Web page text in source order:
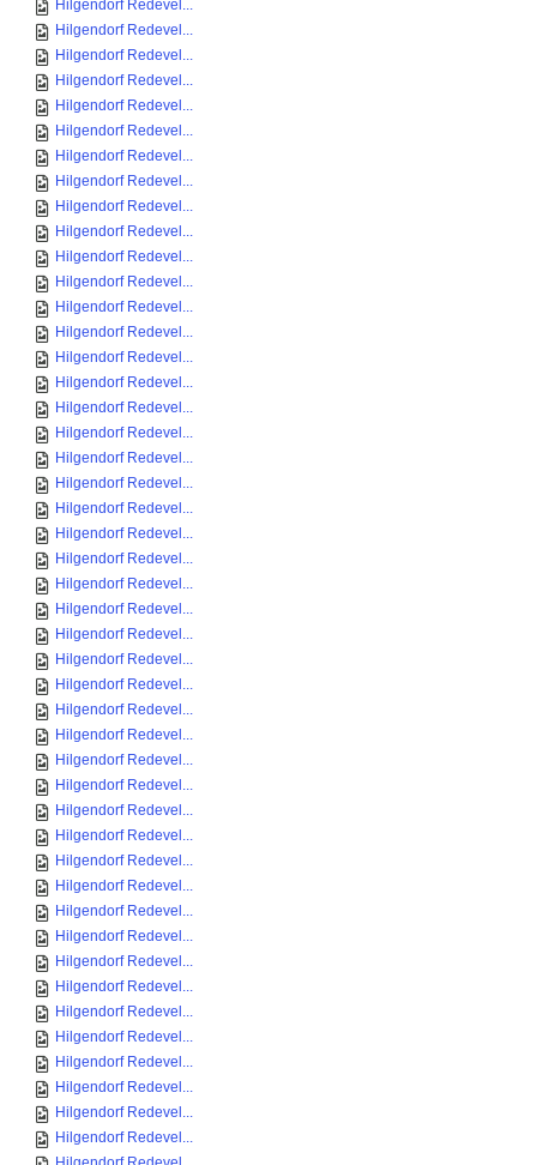
Hilgendorf Redevel...
Hilgendorf Redevel...
Hilgendorf Redevel...
Hilgendorf Redevel...
Hilgendorf Redevel...
Hilgendorf Redevel...
Hilgendorf Redevel...
Hilgendorf Redevel...
Hilgendorf Redevel...
Hilgendorf Redevel...
Hilgendorf Redevel...
Hilgendorf Redevel...
Hilgendorf Redevel...
Hilgendorf Redevel...
Hilgendorf Redevel...
Hilgendorf Redevel...
Hilgendorf Redevel...
Hilgendorf Redevel...
Hilgendorf Redevel...
Hilgendorf Redevel...
Hilgendorf Redevel...
Hilgendorf Redevel...
Hilgendorf Redevel...
Hilgendorf Redevel...
Hilgendorf Redevel...
Hilgendorf Redevel...
Hilgendorf Redevel...
Hilgendorf Redevel...
Hilgendorf Redevel...
Hilgendorf Redevel...
Hilgendorf Redevel...
Hilgendorf Redevel...
Hilgendorf Redevel...
Hilgendorf Redevel...
Hilgendorf Redevel...
Hilgendorf Redevel...
Hilgendorf Redevel...
Hilgendorf Redevel...
Hilgendorf Redevel...
Hilgendorf Redevel...
Hilgendorf Redevel...
Hilgendorf Redevel...
Hilgendorf Redevel...
Hilgendorf Redevel...
Hilgendorf Redevel...
Hilgendorf Redevel...